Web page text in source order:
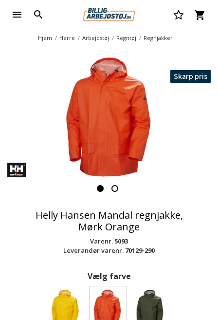
Hjem Herre Arbejdstøj Regntøj Regnjakker
Skarp pris
Helly Hansen Mandal regnjakke,
Mørk Orange
Varenr. 5093
Leverandør varenr. 70129-290
Vælg farve